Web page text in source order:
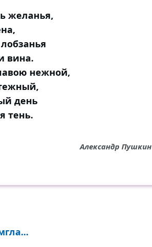
желанья,
вина.
нежной,
день
тень.
Александр Пушкин